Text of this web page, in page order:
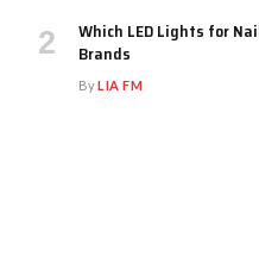
Which LED Lights for
Brands
ByLIA FM